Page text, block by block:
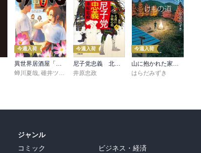
今週入荷
異世界居酒屋「げん」三杯目
蝉川夏哉, 碓井ツカサ
今週入荷
尼子党忠義 北近江合戦心得〈八〉
井原忠政
今週入荷
山に抱かれた家 けもの道
はらだみずき
ジャンル
コミック
ビジネス・経済